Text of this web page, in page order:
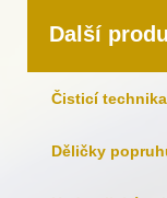
Další
Čisticí technika
Děličky